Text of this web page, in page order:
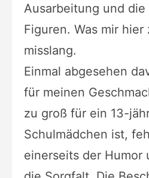
Ausarbeitung und
Figuren. Was mir hier
misslang.
Einmal abgesehen
für meinen
zu groß für ein 13-
Schulmädchen ist,
einerseits der Humor